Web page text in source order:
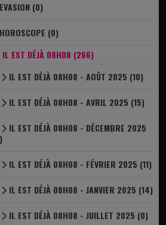
EVASION (0)
HOROSCOPE (0)
IL EST DÉJÀ 08H08 (266)
IL EST DÉJÀ 08H08 - AOÛT 2025 (10)
IL EST DÉJÀ 08H08 - AVRIL 2025 (15)
IL EST DÉJÀ 08H08 - DÉCEMBRE 2025
IL EST DÉJÀ 08H08 - FÉVRIER 2025 (11)
IL EST DÉJÀ 08H08 - JANVIER 2025 (14)
IL EST DÉJÀ 08H08 - JUILLET 2025 (0)